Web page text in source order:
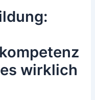
wirklich